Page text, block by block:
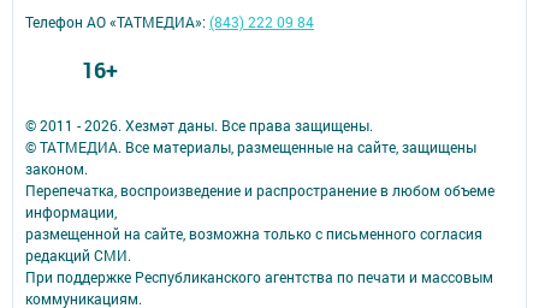
© 2011 - 2026. Хезмәт даны. Все права защищены.
© ТАТМЕДИА. Все материалы, размещенные на сайте, защищены
законом.
Перепечатка, воспроизведение и распространение в любом объеме
информации,
размещенной на сайте, возможна только с письменного согласия
редакций СМИ.
При поддержке Республиканского агентства по печати и массовым
коммуникациям.
Телефон АО «ТАТМЕДИА»:(843) 222 09 84
16+